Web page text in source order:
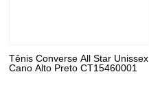
Tênis Converse All Star Unissex
Cano Alto Preto CT15460001